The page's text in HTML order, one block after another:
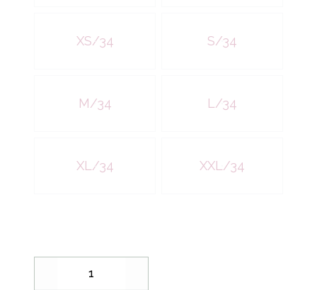
XS/34 S/34
M/34 L/34
XL/34 XXL/34
Decrease